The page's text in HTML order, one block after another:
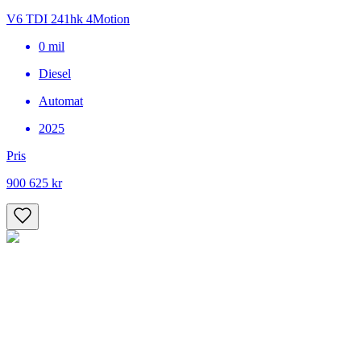
V6 TDI 241hk 4Motion
0 mil
Diesel
Automat
2025
Pris
900 625 kr